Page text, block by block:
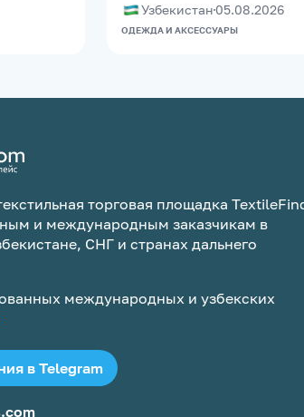
Узбекистан 05.08.2026
ОДЕЖДА И АКСЕССУАРЫ
торговая площадка
и международным заказчикам в
СНГ и странах дальнего
международных и узбекских
в Telegram